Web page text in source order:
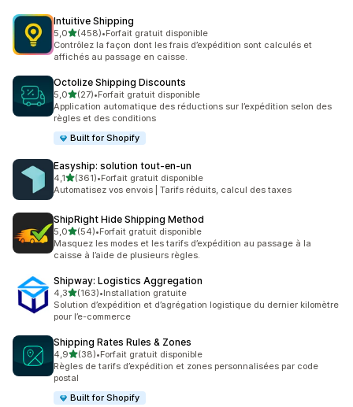
Intuitive Shipping
5,0étoile(s) sur 5
(458)
458 avis au total
•Forfait gratuit disponible
Contrôlez la façon dont les frais d’expédition sont calculés et
affichés au passage en caisse.
Octolize Shipping Discounts
5,0étoile(s) sur 5
(27)
27 avis au total
•Forfait gratuit disponible
Application automatique des réductions sur l’expédition selon des
règles et des conditions
Built for Shopify
Easyship: solution tout‑en‑un
4,1étoile(s) sur 5
(361)
361 avis au total
•Forfait gratuit disponible
Automatisez vos envois | Tarifs réduits, calcul des taxes
ShipRight Hide Shipping Method
5,0étoile(s) sur 5
(54)
54 avis au total
•Forfait gratuit disponible
Masquez les modes et les tarifs d’expédition au passage à la
caisse à l’aide de plusieurs règles.
Shipway: Logistics Aggregation
4,3étoile(s) sur 5
(163)
163 avis au total
•Installation gratuite
Solution d’expédition et d’agrégation logistique du dernier kilomètre
pour l’e-commerce
Shipping Rates Rules & Zones
4,9étoile(s) sur 5
(38)
38 avis au total
•Forfait gratuit disponible
Règles de tarifs d’expédition et zones personnalisées par code
postal
Built for Shopify